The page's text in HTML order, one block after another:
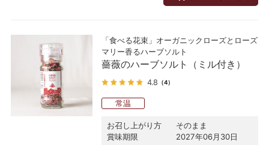
「食べる花束」オーガニックローズとローズ
マリー香るハーブソルト
薔薇のハーブソルト（ミル付き）
4.8 （4）
常温
お召し上がり方
そのまま
賞味期限
2027年06月30日